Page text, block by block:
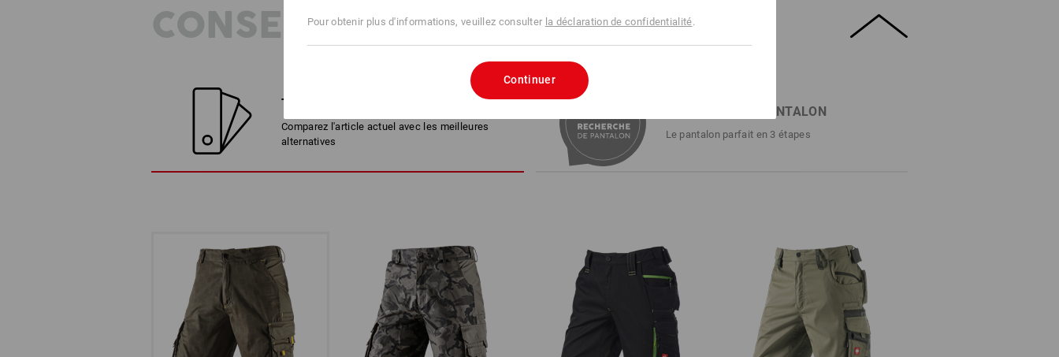
CONSEILS D'ACHAT
TROUVER DES ALTERNATIVES
Comparez l'article actuel avec les meilleures
alternatives
RECHERCHE DE PANTALON
Le pantalon parfait en 3 étapes
Pour obtenir plus d'informations, veuillez consulter la déclaration de confidentialité.
Continuer